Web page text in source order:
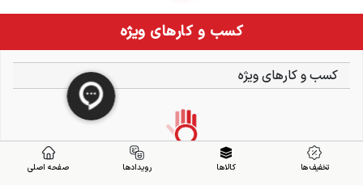
کسب و کارهای ویژه
کسب و کارهای ویژه
تخفیف ها کالاها رویدادها صفحه اصلی